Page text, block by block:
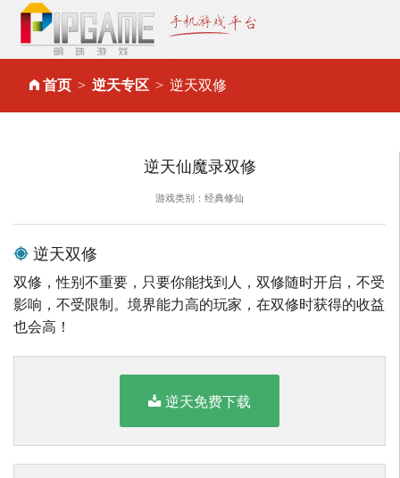
首页 逆天专区 逆天双修
逆天仙魔录双修
游戏类别：经典修仙
逆天双修
双修，性别不重要，只要你能找到人，双修随时开启，不受
影响，不受限制。境界能力高的玩家，在双修时获得的收益
也会高！
逆天免费下载